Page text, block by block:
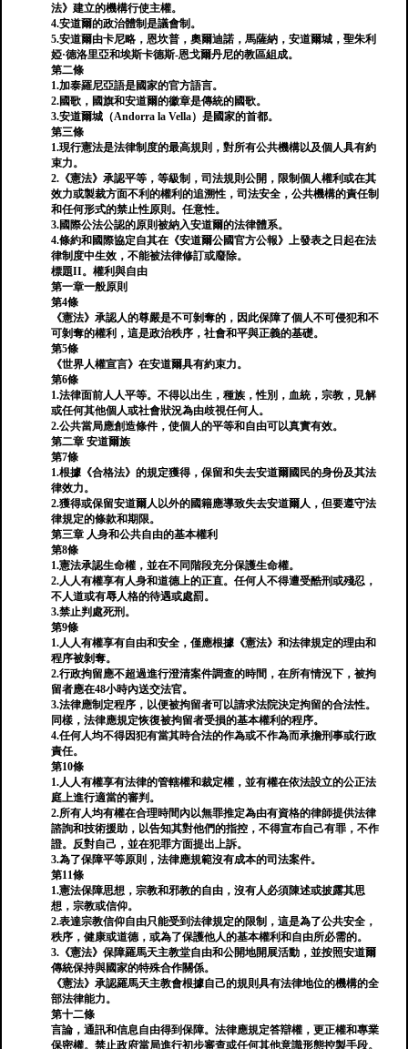
法》建立的機構行使主權。
4.安道爾的政治體制是議會制。
5.安道爾由卡尼略，恩坎普，奧爾迪諾，馬薩納，安道爾城，聖朱利
婭·德洛里亞和埃斯卡德斯-恩戈爾丹尼的教區組成。
第二條
1.加泰羅尼亞語是國家的官方語言。
2.國歌，國旗和安道爾的徽章是傳統的國歌。
3.安道爾城（Andorra la Vella）是國家的首都。
第三條
1.現行憲法是法律制度的最高規則，對所有公共機構以及個人具有約
束力。
2.《憲法》承認平等，等級制，司法規則公開，限制個人權利或在其
效力或製裁方面不利的權利的追溯性，司法安全，公共機構的責任制
和任何形式的禁止性原則。任意性。
3.國際公法公認的原則被納入安道爾的法律體系。
4.條約和國際協定自其在《安道爾公國官方公報》上發表之日起在法
律制度中生效，不能被法律修訂或廢除。
標題II。權利與自由
第一章一般原則
第4條
《憲法》承認人的尊嚴是不可剝奪的，因此保障了個人不可侵犯和不
可剝奪的權利，這是政治秩序，社會和平與正義的基礎。
第5條
《世界人權宣言》在安道爾具有約束力。
第6條
1.法律面前人人平等。不得以出生，種族，性別，血統，宗教，見解
或任何其他個人或社會狀況為由歧視任何人。
2.公共當局應創造條件，使個人的平等和自由可以真實有效。
第二章 安道爾族
第7條
1.根據《合格法》的規定獲得，保留和失去安道爾國民的身份及其法
律效力。
2.獲得或保留安道爾人以外的國籍應導致失去安道爾人，但要遵守法
律規定的條款和期限。
第三章 人身和公共自由的基本權利
第8條
1.憲法承認生命權，並在不同階段充分保護生命權。
2.人人有權享有人身和道德上的正直。任何人不得遭受酷刑或殘忍，
不人道或有辱人格的待遇或處罰。
3.禁止判處死刑。
第9條
1.人人有權享有自由和安全，僅應根據《憲法》和法律規定的理由和
程序被剝奪。
2.行政拘留應不超過進行澄清案件調查的時間，在所有情況下，被拘
留者應在48小時內送交法官。
3.法律應制定程序，以便被拘留者可以請求法院決定拘留的合法性。
同樣，法律應規定恢復被拘留者受損的基本權利的程序。
4.任何人均不得因犯有當其時合法的作為或不作為而承擔刑事或行政
責任。
第10條
1.人人有權享有法律的管轄權和裁定權，並有權在依法設立的公正法
庭上進行適當的審判。
2.所有人均有權在合理時間內以無罪推定為由有資格的律師提供法律
諮詢和技術援助，以告知其對他們的指控，不得宣布自己有罪，不作
證。反對自己，並在犯罪方面提出上訴。
3.為了保障平等原則，法律應規範沒有成本的司法案件。
第11條
1.憲法保障思想，宗教和邪教的自由，沒有人必須陳述或披露其思
想，宗教或信仰。
2.表達宗教信仰自由只能受到法律規定的限制，這是為了公共安全，
秩序，健康或道德，或為了保護他人的基本權利和自由所必需的。
3.《憲法》保障羅馬天主教堂自由和公開地開展活動，並按照安道爾
傳統保持與國家的特殊合作關係。
《憲法》承認羅馬天主教會根據自己的規則具有法律地位的機構的全
部法律能力。
第十二條
言論，通訊和信息自由得到保障。法律應規定答辯權，更正權和專業
保密權。禁止政府當局進行初步審查或任何其他意識形態控製手段。